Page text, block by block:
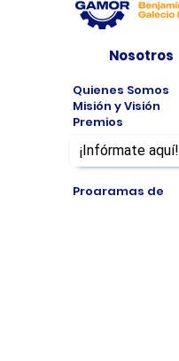
¡Infórmate aquí!
Nosotros
Quienes Somos
Misión y Visión
Premios
Programas
Programas de